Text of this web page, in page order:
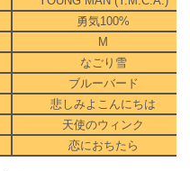
勇気100%
M
なごり雪
ブルーバード
悲しみよこんにちは
天使のウィンク
恋におちたら